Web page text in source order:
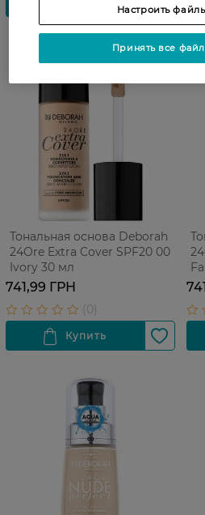
Тональная основа Deborah
24Ore Extra Cover SPF20 00
Ivory 30 мл
741,99 ГРН
Настроить
Принять все